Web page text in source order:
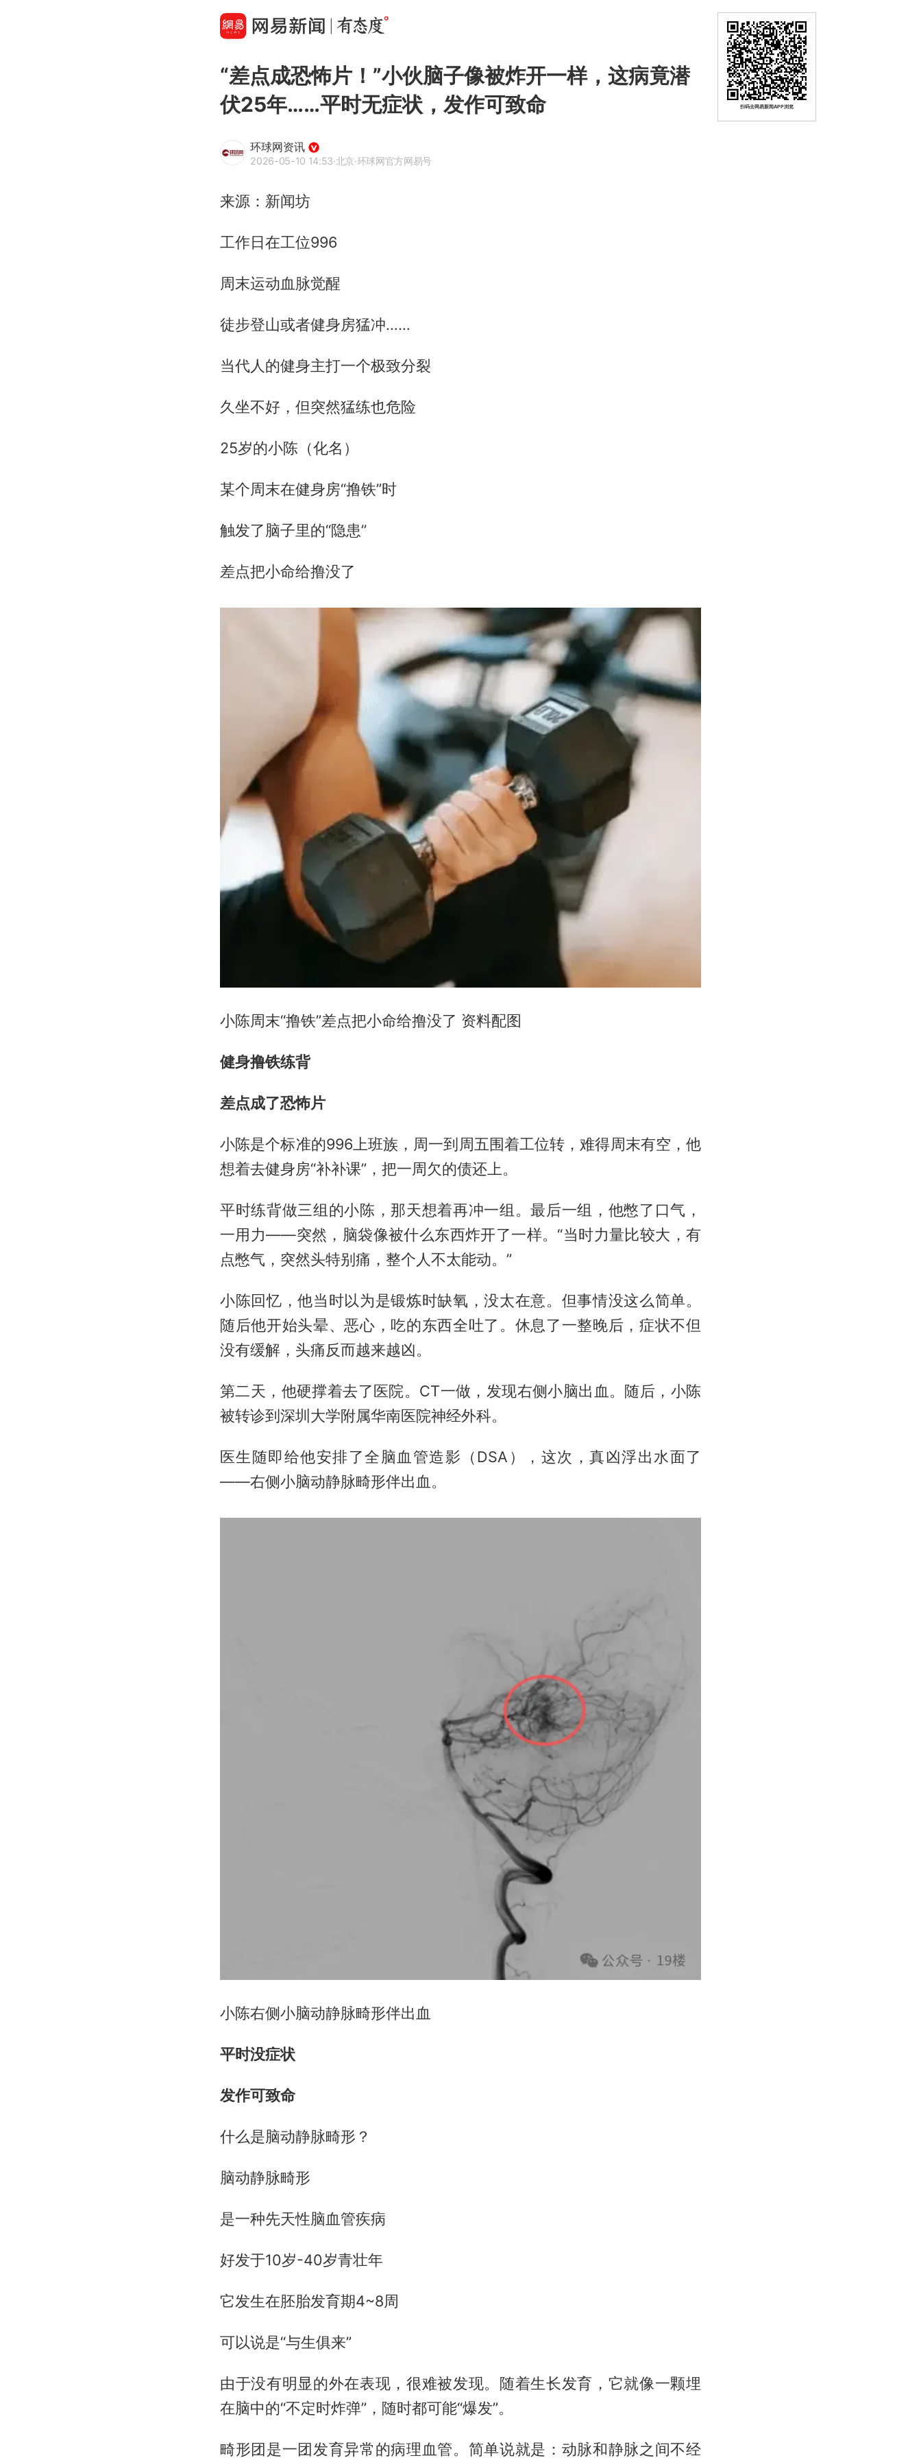
“差点成恐怖片！”小伙脑子像被炸开一样，这病竟潜
伏25年……平时无症状，发作可致命
环球网资讯
2026-05-10 14:53·北京·环球网官方网易号
来源：新闻坊
工作日在工位996
周末运动血脉觉醒
徒步登山或者健身房猛冲……
当代人的健身主打一个极致分裂
久坐不好，但突然猛练也危险
25岁的小陈（化名）
某个周末在健身房“撸铁”时
触发了脑子里的“隐患”
差点把小命给撸没了
小陈周末“撸铁”差点把小命给撸没了 资料配图
健身撸铁练背
差点成了恐怖片
小陈是个标准的996上班族，周一到周五围着工位转，难得周末有空，他
想着去健身房“补补课”，把一周欠的债还上。
平时练背做三组的小陈，那天想着再冲一组。最后一组，他憋了口气，
一用力——突然，脑袋像被什么东西炸开了一样。“当时力量比较大，有
点憋气，突然头特别痛，整个人不太能动。”
小陈回忆，他当时以为是锻炼时缺氧，没太在意。但事情没这么简单。
随后他开始头晕、恶心，吃的东西全吐了。休息了一整晚后，症状不但
没有缓解，头痛反而越来越凶。
第二天，他硬撑着去了医院。CT一做，发现右侧小脑出血。随后，小陈
被转诊到深圳大学附属华南医院神经外科。
医生随即给他安排了全脑血管造影（DSA），这次，真凶浮出水面了
——右侧小脑动静脉畸形伴出血。
小陈右侧小脑动静脉畸形伴出血
平时没症状
发作可致命
什么是脑动静脉畸形？
脑动静脉畸形
是一种先天性脑血管疾病
好发于10岁-40岁青壮年
它发生在胚胎发育期4~8周
可以说是“与生俱来”
由于没有明显的外在表现，很难被发现。随着生长发育，它就像一颗埋
在脑中的“不定时炸弹”，随时都可能“爆发”。
畸形团是一团发育异常的病理血管。简单说就是：动脉和静脉之间不经
扫码去网易新闻APP浏览